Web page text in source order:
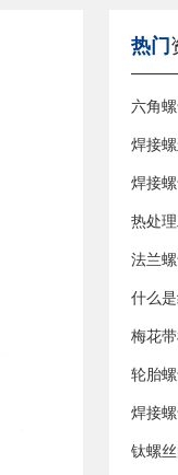
热门
六角
焊接
焊接
热处
法兰
什么
梅花
轮胎
焊接
钛螺